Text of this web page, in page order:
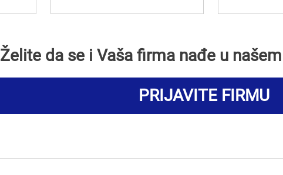
Želite da se i Vaša firma nađe u
PRIJAVITE FIRMU